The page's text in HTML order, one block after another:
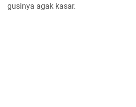
gusinya agak kasar.